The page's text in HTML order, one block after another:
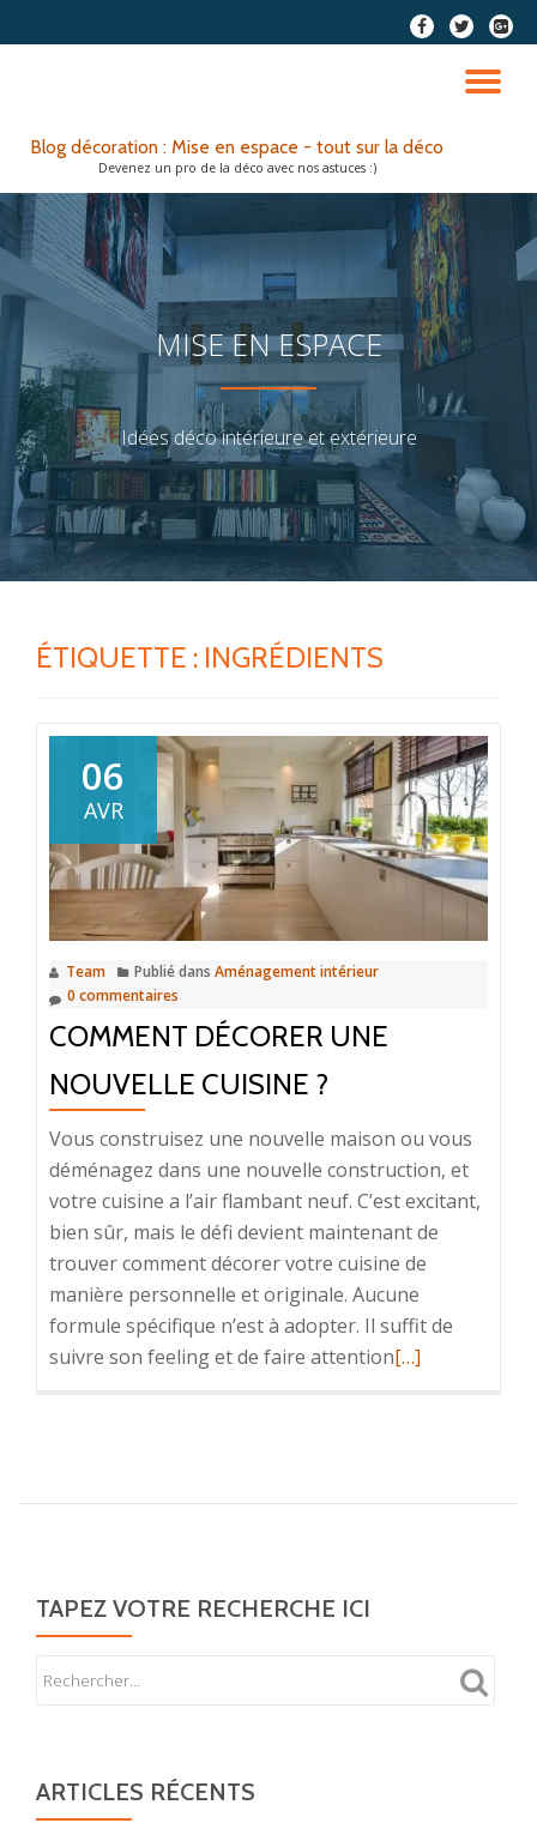
fa-
facebook
fa-
twitter
fa-
plus-
Blog décoration : Mise en espace - tout sur la déco
Devenez un pro de la déco avec nos astuces :)
MISE EN ESPACE
Idées déco intérieure et extérieure
ÉTIQUETTE : INGRÉDIENTS
06
AVR
Team Publié dans Aménagement intérieur
0 commentaires
COMMENT DÉCORER UNE
NOUVELLE CUISINE ?
Vous construisez une nouvelle maison ou vous
déménagez dans une nouvelle construction, et
votre cuisine a l’air flambant neuf. C’est excitant,
bien sûr, mais le défi devient maintenant de
trouver comment décorer votre cuisine de
manière personnelle et originale. Aucune
formule spécifique n’est à adopter. Il suffit de
suivre son feeling et de faire attentionEn
une
[…]
TAPEZ VOTRE RECHERCHE ICI
ARTICLES RÉCENTS